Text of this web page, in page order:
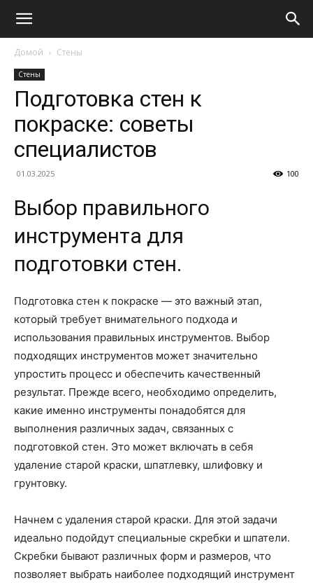
Домой Стены
Стены
Подготовка стен к
покраске: советы
специалистов
01.03.2025 100
Выбор правильного
инструмента для
подготовки стен.
Подготовка стен к покраске — это важный этап,
который требует внимательного подхода и
использования правильных инструментов. Выбор
подходящих инструментов может значительно
упростить процесс и обеспечить качественный
результат. Прежде всего, необходимо определить,
какие именно инструменты понадобятся для
выполнения различных задач, связанных с
подготовкой стен. Это может включать в себя
удаление старой краски, шпатлевку, шлифовку и
грунтовку.
Начнем с удаления старой краски. Для этой задачи
идеально подойдут специальные скребки и шпатели.
Скребки бывают различных форм и размеров, что
позволяет выбрать наиболее подходящий инструмент